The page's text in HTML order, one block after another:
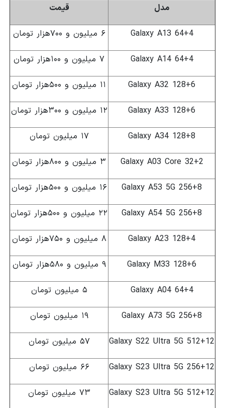
مدل قیمت
Galaxy A13 64+4 ۶ میلیون و ۷۰۰هزار تومان
Galaxy A14 64+4 ۷ میلیون و ۱۰۰هزار تومان
Galaxy A32 128+6 ۱۱ میلیون و ۵۰۰هزار تومان
Galaxy A33 128+6 ۱۲ میلیون و ۳۰۰هزار تومان
Galaxy A34 128+8 ۱۷ میلیون تومان
Galaxy A03 Core 32+2 ۳ میلیون و ۸۰۰هزار تومان
Galaxy A53 5G 256+8 ۱۶ میلیون و ۵۰۰هزار تومان
Galaxy A54 5G 256+8 ۲۲ میلیون و ۵۰۰هزار تومان
Galaxy A23 128+4 ۸ میلیون و ۷۵۰هزار تومان
Galaxy M33 128+6 ۹ میلیون و ۵۸۰هزار تومان
Galaxy A04 64+4 ۵ میلیون تومان
Galaxy A73 5G 256+8 ۱۹ میلیون تومان
Galaxy S22 Ultra 5G 512+12 ۵۷ میلیون تومان
Galaxy S23 Ultra 5G 256+12 ۶۶ میلیون تومان
Galaxy S23 Ultra 5G 512+12 ۷۳ میلیون تومان